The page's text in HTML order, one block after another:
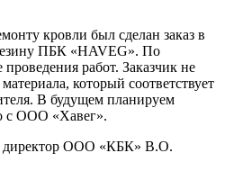
кровли был сделан заказ в
ПБК «HAVEG». По
работ. Заказчик не
который соответствует
В будущем планируем
с ООО «Хавег».
директор ООО «КБК» В.О.